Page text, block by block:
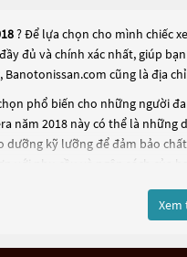
? Để lựa chọn cho mình chiếc
đủ và chính xác nhất, giúp
cũng là địa
phổ biến cho những người
năm 2018 này có thể là những
dưỡng kỹ lưỡng để đảm bảo
với nhu cầu và ngân sách của
Xem